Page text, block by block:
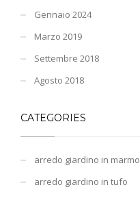
Gennaio 2024
Marzo 2019
Settembre 2018
Agosto 2018
CATEGORIES
arredo giardino in marmo
arredo giardino in tufo